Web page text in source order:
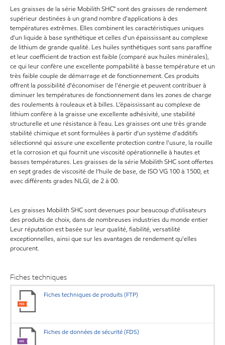
Les graisses de la série Mobilith SHC™ sont des graisses de rendement
supérieur destinées à un grand nombre d'applications à des
températures extrêmes. Elles combinent les caractéristiques uniques
d'un liquide à base synthétique et celles d'un épaississant au complexe
de lithium de grande qualité. Les huiles synthétiques sont sans paraffine
et leur coefficient de traction est faible (comparé aux huiles minérales),
ce qui leur confère une excellente pompabilité à basse température et un
très faible couple de démarrage et de fonctionnement. Ces produits
offrent la possibilité d'économiser de l'énergie et peuvent contribuer à
diminuer les températures de fonctionnement dans les zones de charge
des roulements à rouleaux et à billes. L’épaississant au complexe de
lithium confère à la graisse une excellente adhésivité, une stabilité
structurelle et une résistance à l’eau. Les graisses ont une très grande
stabilité chimique et sont formulées à partir d’un système d'additifs
sélectionné qui assure une excellente protection contre l'usure, la rouille
et la corrosion et qui fournit une viscosité opérationnelle à hautes et
basses températures. Les graisses de la série Mobilith SHC sont offertes
en sept grades de viscosité de l’huile de base, de ISO VG 100 à 1500, et
avec différents grades NLGI, de 2 à 00.
Les graisses Mobilith SHC sont devenues pour beaucoup d’utilisateurs
des produits de choix, dans de nombreuses industries du monde entier
Leur réputation est basée sur leur qualité, fiabilité, versatilité
exceptionnelles, ainsi que sur les avantages de rendement qu'elles
procurent.
Fiches techniques
Fiches techniques de produits (FTP)
Fiches de données de sécurité (FDS)